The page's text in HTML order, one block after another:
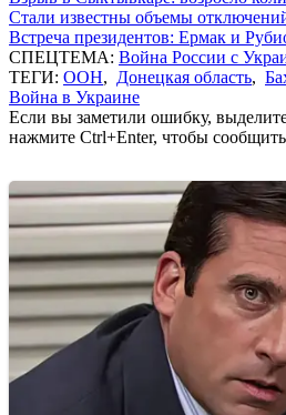
Стали известны объемы
Встреча президентов: Ермак и
СПЕЦТЕМА: Война России с
ТЕГИ: ООН, Донецкая область,
Война в Украине
Если вы заметили ошибку,
нажмите Ctrl+Enter, чтобы